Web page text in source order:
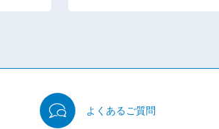
よくあるご質問